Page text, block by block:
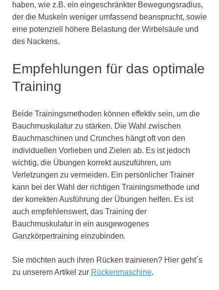
haben, wie z.B. ein eingeschränkter Bewegungsradius,
der die Muskeln weniger umfassend beansprucht, sowie
eine potenziell höhere Belastung der Wirbelsäule und
des Nackens.
Empfehlungen für das optimale
Training
Beide Trainingsmethoden können effektiv sein, um die
Bauchmuskulatur zu stärken. Die Wahl zwischen
Bauchmaschinen und Crunches hängt oft von den
individuellen Vorlieben und Zielen ab. Es ist jedoch
wichtig, die Übungen korrekt auszuführen, um
Verletzungen zu vermeiden. Ein persönlicher Trainer
kann bei der Wahl der richtigen Trainingsmethode und
der korrekten Ausführung der Übungen helfen. Es ist
auch empfehlenswert, das Training der
Bauchmuskulatur in ein ausgewogenes
Ganzkörpertraining einzubinden.
Sie möchten auch ihren Rücken trainieren? Hier geht´s
zu unserem Artikel zur Rückenmaschine.